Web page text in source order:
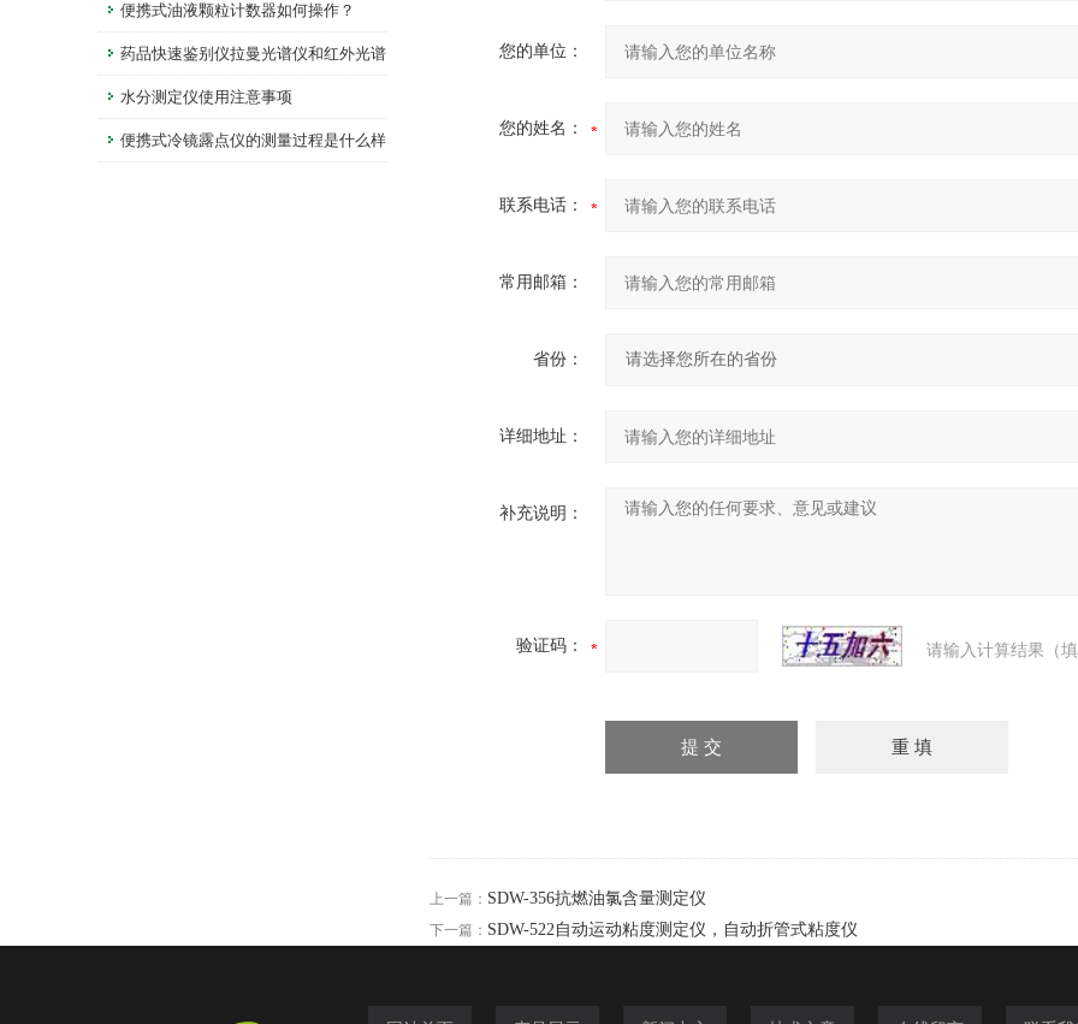
便携式油液颗粒计数器如何操作？
药品快速鉴别仪拉曼光谱仪和红外光谱
仪有什么区别？
水分测定仪使用注意事项
便携式冷镜露点仪的测量过程是什么样
您的单位：
您的姓名：
联系电话：
常用邮箱：
省份：
详细地址：
补充说明：
验证码： 请输入计算结果（
上一篇： SDW-356抗燃油氯含量测定仪
下一篇： SDW-522自动运动粘度测定仪，自动折管式粘度仪